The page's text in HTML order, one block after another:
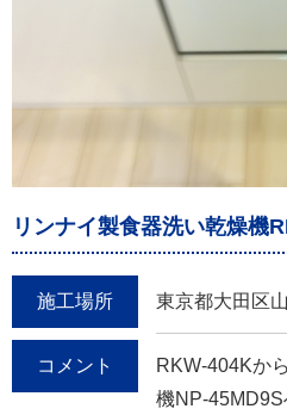
リンナイ製食器洗い乾燥機
施工場所 東京都大田区
コメント
RKW-404Kか
機NP-